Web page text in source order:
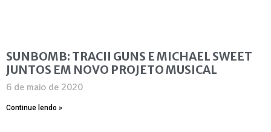
SUNBOMB: TRACII GUNS E MICHAEL SWEET
JUNTOS EM NOVO PROJETO MUSICAL
6 de maio de 2020
Continue lendo »